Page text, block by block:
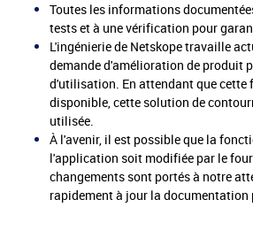
Toutes les informations
tests et à une vérification pour
L'ingénierie de Netskope travaille
demande d'amélioration de produit
d'utilisation. En attendant que
disponible, cette solution de
utilisée.
À l'avenir, il est possible que la
l'application soit modifiée par le
changements sont portés à notre
rapidement à jour la documentation